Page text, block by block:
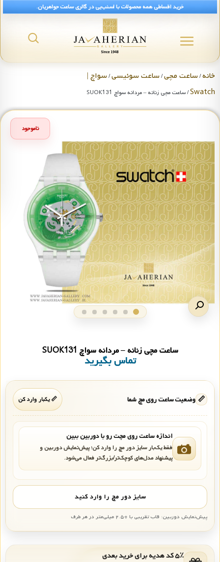
خرید اقساطی همه محصولات با اسنپ‌پی در گالری ساعت جواهریان.
خانه/ساعت مچی/ساعت سوئیسی/سواچ |
Swatch/ ساعت مچی زنانه – مردانه سواچ SUOK131
ناموجود
ساعت مچی زنانه – مردانه سواچ SUOK131
تماس بگیرید
📏 وضعیت ساعت روی مچ شما 📏 یکبار وارد کن
اندازه ساعت روی مچت رو با دوربین ببین
فقط یک‌بار سایز دور مچ را وارد کن؛ پیش‌نمایش دوربین و
پیشنهاد مدل‌های کوچک‌تر/بزرگ‌تر فعال می‌شود.
سایز دور مچ را وارد کنید
پیش‌نمایش دوربین: قاب تقریبی با +۲.۵ میلی‌متر در هر طرف
۵٪ کد هدیه برای خرید بعدی